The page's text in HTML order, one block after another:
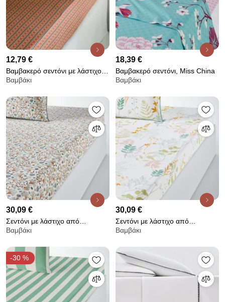
12,79 €
Βαμβακερό σεντόνι με λάστιχο,
Miss China
Βαμβάκι
18,39 €
Βαμβακερό σεντόνι, Miss China
Βαμβάκι
30,09 €
Σεντόνι με λάστιχο από
βαμβακερό περκάλι, 200
Βαμβάκι
30,09 €
Σεντόνι με λάστιχο από
βαμβακερό περκάλι, 200
Βαμβάκι
-30 %